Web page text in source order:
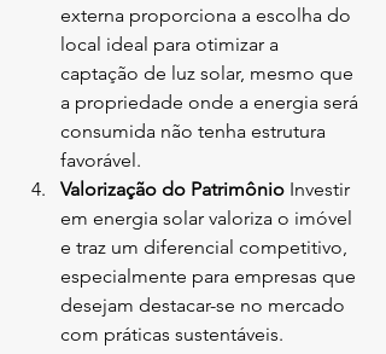
externa proporciona a escolha do
local ideal para otimizar a
captação de luz solar, mesmo que
a propriedade onde a energia será
consumida não tenha estrutura
favorável.
Valorização do Patrimônio Investir
em energia solar valoriza o imóvel
e traz um diferencial competitivo,
especialmente para empresas que
desejam destacar-se no mercado
com práticas sustentáveis.